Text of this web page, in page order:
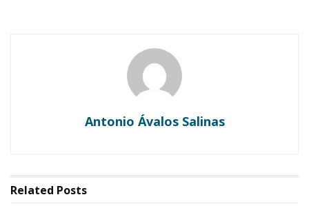
Ahuacatlán celebrá el día de Reyes con rosca y
Buena tarde taurina en Ahuacatlán
Antonio Ávalos Salinas
Related Posts